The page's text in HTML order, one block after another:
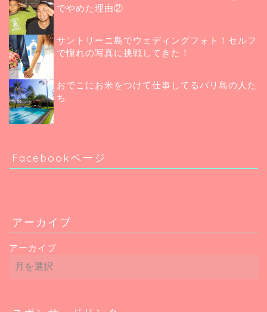
でやめた理由②
サントリーニ島でウェディングフォト！セルフ
で憧れの写真に挑戦してきた！
おでこにお米をつけて仕事してるバリ島の人た
ち
Facebookページ
アーカイブ
アーカイブ